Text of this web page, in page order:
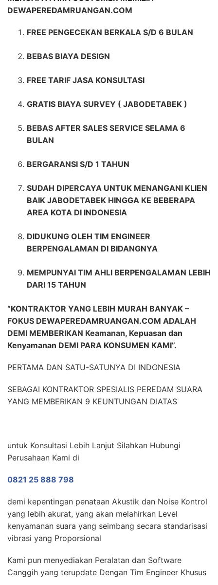
DEWAPEREDAMRUANGAN.COM
FREE PENGECEKAN BERKALA S/D 6 BULAN
BEBAS BIAYA DESIGN
FREE TARIF JASA KONSULTASI
GRATIS BIAYA SURVEY ( JABODETABEK )
BEBAS AFTER SALES SERVICE SELAMA 6
BULAN
BERGARANSI S/D 1 TAHUN
SUDAH DIPERCAYA UNTUK MENANGANI KLIEN
BAIK JABODETABEK HINGGA KE BEBERAPA
AREA KOTA DI INDONESIA
DIDUKUNG OLEH TIM ENGINEER
BERPENGALAMAN DI BIDANGNYA
MEMPUNYAI TIM AHLI BERPENGALAMAN LEBIH
DARI 15 TAHUN
“KONTRAKTOR YANG LEBIH MURAH BANYAK –
FOKUS DEWAPEREDAMRUANGAN.COM ADALAH
DEMI MEMBERIKAN Keamanan, Kepuasan dan
Kenyamanan DEMI PARA KONSUMEN KAMI”.
PERTAMA DAN SATU-SATUNYA DI INDONESIA
SEBAGAI KONTRAKTOR SPESIALIS PEREDAM SUARA
YANG MEMBERIKAN 9 KEUNTUNGAN DIATAS
untuk Konsultasi Lebih Lanjut Silahkan Hubungi
Perusahaan Kami di
0821 25 888 798
demi kepentingan penataan Akustik dan Noise Kontrol
yang lebih akurat, yang akan melahirkan Level
kenyamanan suara yang seimbang secara standarisasi
vibrasi yang Proporsional
Kami pun menyediakan Peralatan dan Software
Canggih yang terupdate Dengan Tim Engineer Khusus